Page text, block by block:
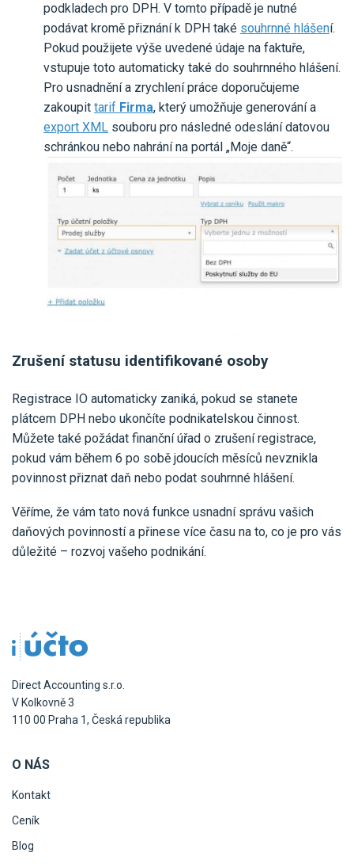
podkladech pro DPH. V tomto případě je nutné
podávat kromě přiznání k DPH také souhrnné hlášení.
Pokud použijete výše uvedené údaje na faktuře,
vstupuje toto automaticky také do souhrnného hlášení.
Pro usnadnění a zrychlení práce doporučujeme
zakoupit tarif Firma, který umožňuje generování a
export XML souboru pro následné odeslání datovou
schránkou nebo nahrání na portál „Moje daně“.
Zrušení statusu identifikované osoby
Registrace IO automaticky zaniká, pokud se stanete
plátcem DPH nebo ukončíte podnikatelskou činnost.
Můžete také požádat finanční úřad o zrušení registrace,
pokud vám během 6 po sobě jdoucích měsíců nevznikla
povinnost přiznat daň nebo podat souhrnné hlášení.
Věříme, že vám tato nová funkce usnadní správu vašich
daňových povinností a přinese více času na to, co je pro vás
důležité – rozvoj vašeho podnikání.
Direct Accounting s.r.o.
V Kolkovně 3
110 00 Praha 1, Česká republika
O NÁS
Kontakt
Ceník
Blog